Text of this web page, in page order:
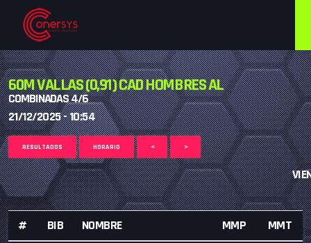
60M VALLAS (0,91) CAD HOMBRES AL
COMBINADAS 4/6
21/12/2025 - 10:54
RESULTADOS HORARIO < >
# BIB NOMBRE MMP MMT